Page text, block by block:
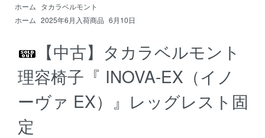
ホーム タカラベルモント
ホーム 2025年6月入荷商品 6月10日
【中古】タカラベルモント
理容椅子『 INOVA-EX（イノ
ーヴァ EX）』レッグレスト固
定